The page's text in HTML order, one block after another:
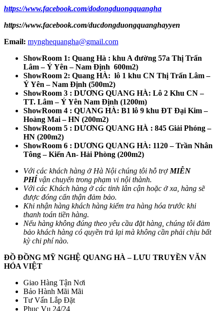
https://www.facebook.com/dodongduongquangha
https://www.facebook.com/ducdongduongquanghayyen
Email: mynghequangha@gmail.com
ShowRoom 1: Quang Hà : khu A đường 57a Thị Trấn
Lâm – Ý Yên – Nam Định 600m2)
ShowRoom 2: Quang HÀ: lô 1 khu CN Thị Trấn Lâm –
Ý Yên – Nam Định (500m2)
ShowRoom 3 : DƯƠNG QUANG HÀ: Lô 2 Khu CN –
TT. Lâm – Ý Yên Nam Định (1200m)
ShowRoom 4 : QUANG HÀ: B1 lô 9 khu ĐT Đại Kim –
Hoàng Mai – HN (200m2)
ShowRoom 5 : DƯƠNG QUANG HÀ : 845 Giải Phóng –
HN (200m2)
ShowRoom 6 : DƯƠNG QUANG HÀ: 1120 – Trần Nhân
Tông – Kiến An- Hải Phòng (200m2)
Với các khách hàng ở Hà Nội chúng tôi hỗ trợ MIỄN
PHÍ vận chuyển trong phạm vi nội thành.
Với các Khách hàng ở các tỉnh lân cận hoặc ở xa, hàng sẽ
được đóng cẩn thận đảm bảo.
Khi nhận hàng khách hàng kiểm tra hàng hóa trước khi
thanh toán tiền hàng.
Nếu hàng không đúng theo yêu cầu đặt hàng, chúng tôi đảm
bảo khách hàng có quyền trả lại mà không cần phải chịu bất
kỳ chi phí nào.
ĐỒ ĐỒNG MỸ NGHỆ QUANG HÀ – LƯU TRUYỀN VĂN
HÓA VIỆT
Giao Hàng Tận Nơi
Bảo Hành Mãi Mãi
Tư Vấn Lắp Đặt
Phục Vụ 24/24